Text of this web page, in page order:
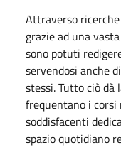
Attraverso
grazie ad una
sono potuti
servendosi anche
stessi. Tutto ciò
frequentano i
soddisfacenti
spazio quotidiano